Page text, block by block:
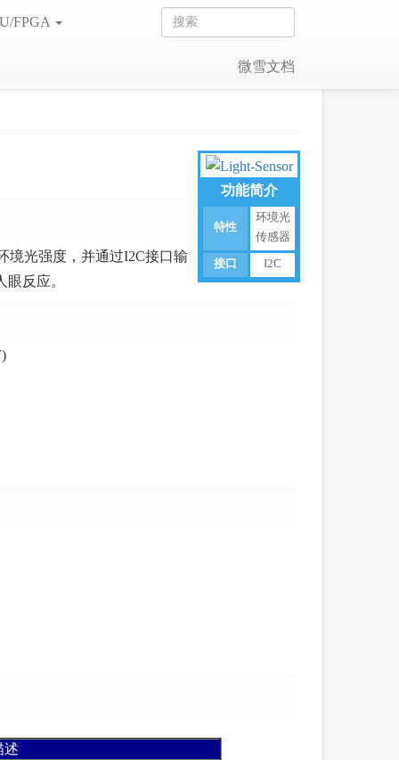
FPGA
微雪文档
功能简介
特性
环境光
传感器
接口 I2C
境光强度，并通过I2C接口输
反应。
述